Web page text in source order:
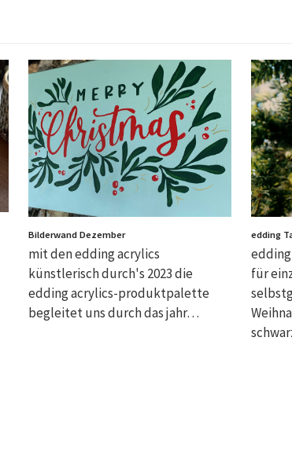
Bilderwand Dezember
mit den edding acrylics
künstlerisch durch's 2023 die
edding acrylics-produktpalette
begleitet uns durch das jahr…
edding
für